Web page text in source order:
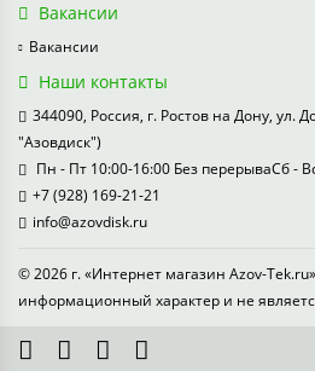
Вакансии
Вакансии
Наши контакты
344090, Россия, г. Ростов на Дону, ул.
"Азовдиск")
Пн - Пт 10:00-16:00 Без перерываСб -
+7 (928) 169-21-21
info@azovdisk.ru
© 2026 г. «Интернет магазин Azov-
информационный характер и не